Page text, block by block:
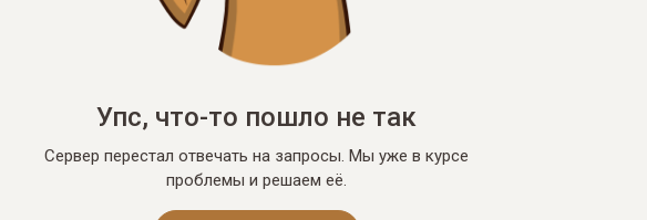
Упс, что-то пошло не так
Сервер перестал отвечать на запросы. Мы уже в курсе
проблемы и решаем её.